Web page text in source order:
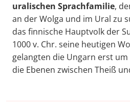
uralischen Sprachfamilie,
an der Wolga und im Ural zu
das finnische Hauptvolk der
1000 v. Chr. seine heutigen
gelangten die Ungarn erst um
die Ebenen zwischen Theiß